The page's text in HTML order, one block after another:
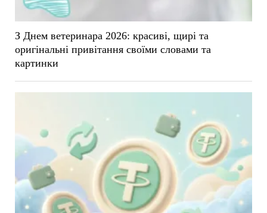
З Днем ветеринара 2026: красиві, щирі та
оригінальні привітання своїми словами та
картинки